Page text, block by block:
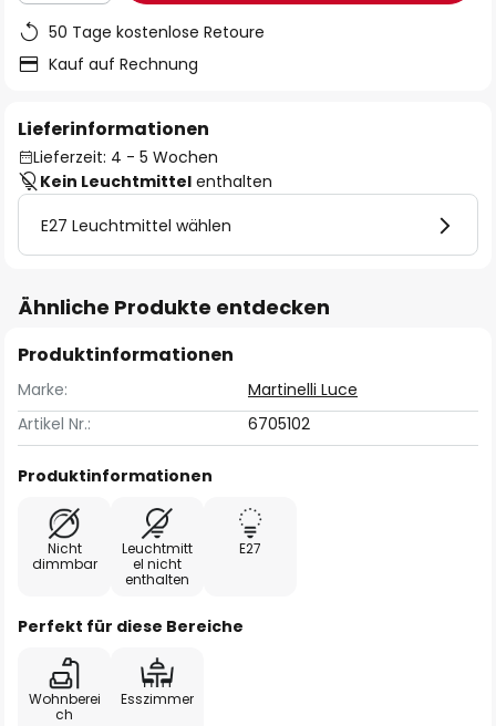
50 Tage kostenlose Retoure
Kauf auf Rechnung
Lieferinformationen
Lieferzeit: 4 - 5 Wochen
Kein Leuchtmittel enthalten
E27 Leuchtmittel wählen
Ähnliche Produkte entdecken
Produktinformationen
Marke:
Martinelli Luce
Artikel Nr.:
6705102
Produktinformationen
Nicht
dimmbar
Leuchtmitt
el nicht
enthalten
E27
Perfekt für diese Bereiche
Wohnberei
ch
Esszimmer